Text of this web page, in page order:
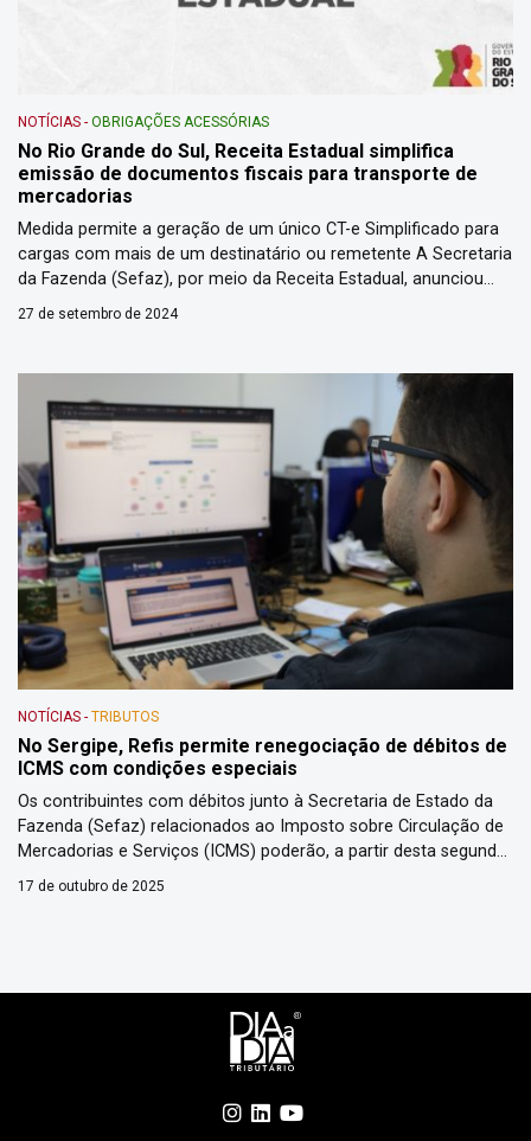
NOTÍCIAS - OBRIGAÇÕES ACESSÓRIAS
No Rio Grande do Sul, Receita Estadual simplifica
emissão de documentos fiscais para transporte de
mercadorias
Medida permite a geração de um único CT-e Simplificado para
cargas com mais de um destinatário ou remetente A Secretaria
da Fazenda (Sefaz), por meio da Receita Estadual, anunciou
nesta semana uma nova medida para simplificar o transporte
emitam […]
27 de setembro de 2024
NOTÍCIAS - TRIBUTOS
No Sergipe, Refis permite renegociação de débitos de
ICMS com condições especiais
Os contribuintes com débitos junto à Secretaria de Estado da
Fazenda (Sefaz) relacionados ao Imposto sobre Circulação de
Mercadorias e Serviços (ICMS) poderão, a partir desta segunda-
feira, 13, renegociar suas pendências com condições especiais
17 de outubro de 2025